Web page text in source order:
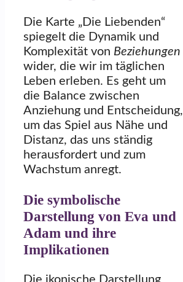
Die Karte „Die Liebenden“
spiegelt die Dynamik und
Komplexität von Beziehungen
wider, die wir im täglichen
Leben erleben. Es geht um
die Balance zwischen
Anziehung und Entscheidung,
um das Spiel aus Nähe und
Distanz, das uns ständig
herausfordert und zum
Wachstum anregt.
Die symbolische
Darstellung von Eva und
Adam und ihre
Implikationen